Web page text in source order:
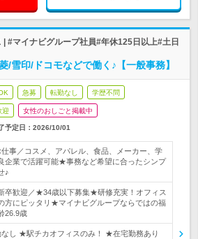
#マイナビグループ社員#年休125日以上#土日
雪印/ドコモなどで働く♪【一般事務】
急募 転勤なし 学歴不問
迎 女性のおしごと掲載中
予定日： 2026/10/01
事／コスメ、アパレル、食品、メーカー、学
企業で活躍可能★事務など希望に合ったシンプ
♪
卒歓迎／★34歳以下募集★研修充実！オフィス
方にピッタリ★マイナビグループならではの福
26.9歳
し ★駅チカオフィスのみ！ ★在宅勤務あり